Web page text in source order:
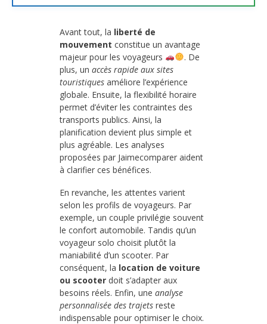
Avant tout, la liberté de
mouvement constitue un avantage
majeur pour les voyageurs
. De
plus, un accès rapide aux sites
touristiques améliore l’expérience
globale. Ensuite, la flexibilité horaire
permet d’éviter les contraintes des
transports publics. Ainsi, la
planification devient plus simple et
plus agréable. Les analyses
proposées par Jaimecomparer aident
à clarifier ces bénéfices.
En revanche, les attentes varient
selon les profils de voyageurs. Par
exemple, un couple privilégie souvent
le confort automobile. Tandis qu’un
voyageur solo choisit plutôt la
maniabilité d’un scooter. Par
conséquent, la location de voiture
ou scooter doit s’adapter aux
besoins réels. Enfin, une analyse
personnalisée des trajets reste
indispensable pour optimiser le choix.